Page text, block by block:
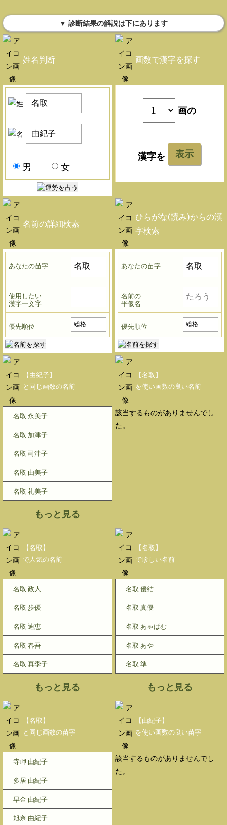
▼ 診断結果の解説は下にあります
姓名判断
男 女
画数で漢字を探す
画の
漢字を 表示
名前の詳細検索
あなたの苗字
使用したい
漢字一文字
優先順位
ひらがな(読み)からの漢
字検索
あなたの苗字
名前の
平仮名
優先順位
【由紀子】
と同じ画数の名前
名取 永美子
名取 加津子
名取 司津子
名取 由美子
名取 礼美子
もっと見る
【名取】
を使い画数の良い名前
該当するものがありませんでし
た。
【名取】
で人気の名前
名取 政人
名取 歩優
名取 迪恵
名取 春吾
名取 真季子
もっと見る
【名取】
で珍しい名前
名取 優結
名取 真優
名取 あゃぱむ
名取 あや
名取 準
もっと見る
【名取】
と同じ画数の苗字
寺岬 由紀子
多居 由紀子
早金 由紀子
旭奈 由紀子
【由紀子】
を使い画数の良い苗字
該当するものがありませんでし
た。